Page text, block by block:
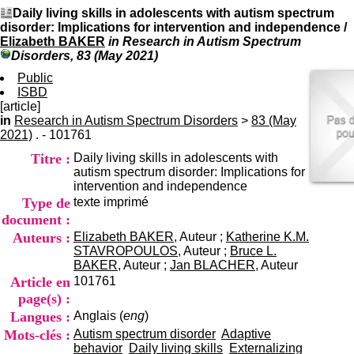
du CRA Rhône-Alpes
Centre Hospitalier le Vinatier
bât 211
95, Bd Pinel
Contact
Mail
Daily living skills in adolescents with autism spectrum
disorder: Implications for intervention and independence /
Elizabeth BAKER in Research in Autism Spectrum
Disorders, 83 (May 2021)
Public
ISBD
[article]
in Research in Autism Spectrum Disorders > 83 (May
2021) . - 101761
Titre : Daily living skills in adolescents with
autism spectrum disorder: Implications for
intervention and independence
Type de
document :
texte imprimé
Auteurs : Elizabeth BAKER, Auteur ; Katherine K.M.
STAVROPOULOS, Auteur ; Bruce L.
BAKER, Auteur ; Jan BLACHER, Auteur
Article en
page(s) :
101761
Langues : Anglais (eng)
Mots-clés : Autism spectrum disorder Adaptive
behavior Daily living skills Externalizing
n
f
o
i
e
t
d
e
o
c
u
t
a
t